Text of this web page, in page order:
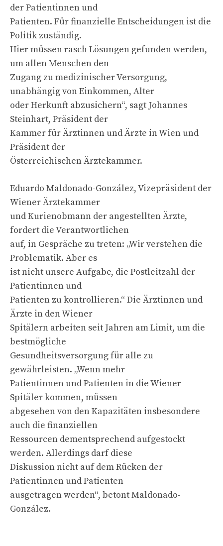
der Patientinnen und
Patienten. Für finanzielle Entscheidungen ist die
Politik zuständig.
Hier müssen rasch Lösungen gefunden werden,
um allen Menschen den
Zugang zu medizinischer Versorgung,
unabhängig von Einkommen, Alter
oder Herkunft abzusichern“, sagt Johannes
Steinhart, Präsident der
Kammer für Ärztinnen und Ärzte in Wien und
Präsident der
Österreichischen Ärztekammer.
Eduardo Maldonado-González, Vizepräsident der
Wiener Ärztekammer
und Kurienobmann der angestellten Ärzte,
fordert die Verantwortlichen
auf, in Gespräche zu treten: „Wir verstehen die
Problematik. Aber es
ist nicht unsere Aufgabe, die Postleitzahl der
Patientinnen und
Patienten zu kontrollieren.“ Die Ärztinnen und
Ärzte in den Wiener
Spitälern arbeiten seit Jahren am Limit, um die
bestmögliche
Gesundheitsversorgung für alle zu
gewährleisten. „Wenn mehr
Patientinnen und Patienten in die Wiener
Spitäler kommen, müssen
abgesehen von den Kapazitäten insbesondere
auch die finanziellen
Ressourcen dementsprechend aufgestockt
werden. Allerdings darf diese
Diskussion nicht auf dem Rücken der
Patientinnen und Patienten
ausgetragen werden“, betont Maldonado-
González.